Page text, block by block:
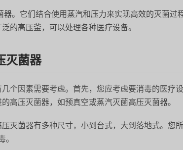
器。它们结合使用蒸汽和压力来实现高效的灭菌过
的高压釜，可以处理各种医疗设备。
灭菌器
个因素需要考虑。首先，您应考虑要消毒的医疗
高压灭菌器，如预真空或蒸汽灭菌高压灭菌器。
灭菌器有多种尺寸，小到台式，大到落地式。您
。